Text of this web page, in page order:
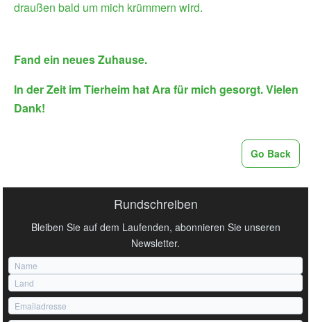
draußen bald um mich krümmern wird.
Fand ein neues Zuhause.
In der Zeit im Tierheim hat Ara für mich gesorgt. Vielen
Dank!
Go Back
Rundschreiben
Bleiben Sie auf dem Laufenden, abonnieren Sie unseren
Newsletter.